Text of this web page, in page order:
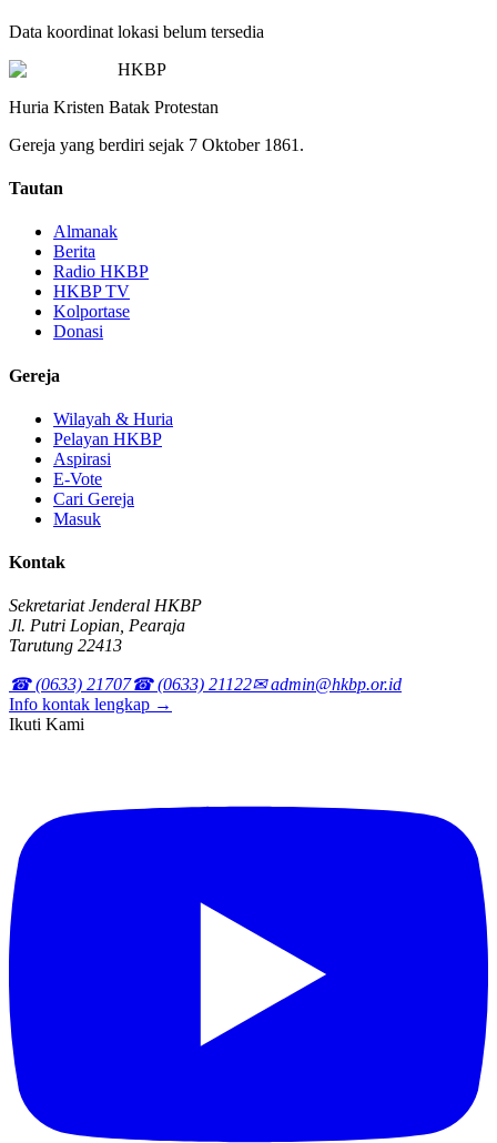
Data koordinat lokasi belum tersedia
HKBP
Huria Kristen Batak Protestan
Gereja yang berdiri sejak 7 Oktober 1861.
Tautan
Almanak
Berita
Radio HKBP
HKBP TV
Kolportase
Donasi
Gereja
Wilayah & Huria
Pelayan HKBP
Aspirasi
E-Vote
Cari Gereja
Masuk
Kontak
Sekretariat Jenderal HKBP
Jl. Putri Lopian, Pearaja
Tarutung 22413
☎ (0633) 21707☎ (0633) 21122✉ admin@hkbp.or.id
Info kontak lengkap →
Ikuti Kami